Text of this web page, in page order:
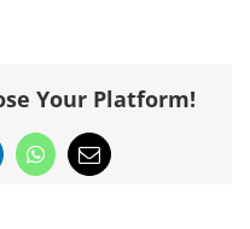
Your Platform!
WhatsApp
Email